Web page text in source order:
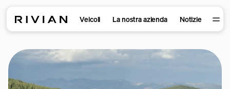
Veicoli La nostra azienda Notizie